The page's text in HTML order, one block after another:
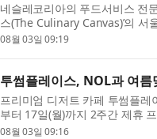
네슬레코리아의 푸드서비스 전
스(The Culinary Canvas)’의 서
...
08월 03일 09:19
투썸플레이스, NOL과 여
프리미엄 디저트 카페 투썸플레
부터 17일(월)까지 2주간 제휴
...
08월 03일 09:16